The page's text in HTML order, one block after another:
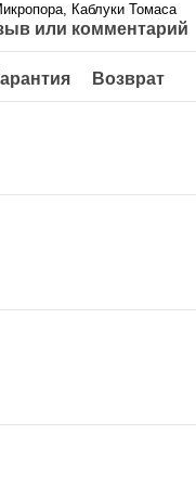
Каблуки Томаса
или комментарий
Возврат